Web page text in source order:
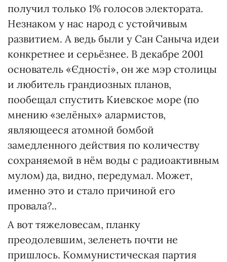
получил только 1% голосов электората.
Незнаком у нас народ с устойчивым
развитием. А ведь были у Сан Саныча идеи
конкретнее и серьёзнее. В декабре 2001
основатель «Єдності», он же мэр столицы
и любитель грандиозных планов,
пообещал спустить Киевское море (по
мнению «зелёных» алармистов,
являющееся атомной бомбой
замедленного действия по количеству
сохраняемой в нём воды с радиоактивным
мулом) да, видно, передумал. Может,
именно это и стало причиной его
провала?..
А вот тяжеловесам, планку
преодолевшим, зеленеть почти не
пришлось. Коммунистическая партия